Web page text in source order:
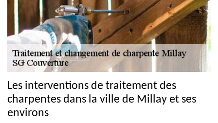
Les interventions de traitement des
charpentes dans la ville de Millay et ses
environs